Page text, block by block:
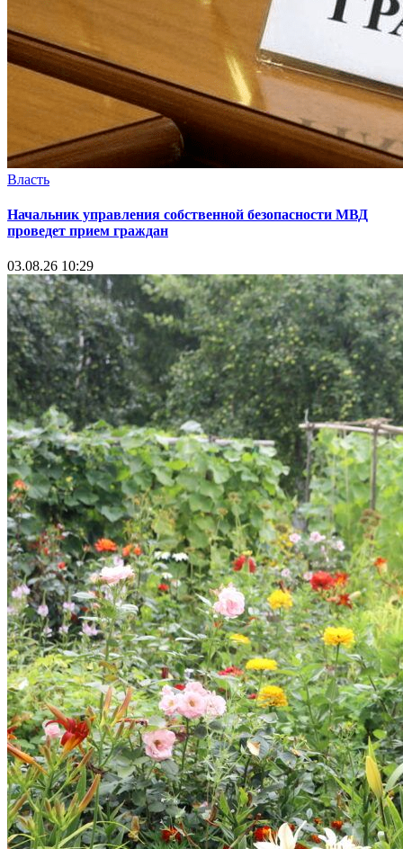
Власть
Начальник управления собственной безопасности МВД
проведет прием граждан
03.08.26 10:29